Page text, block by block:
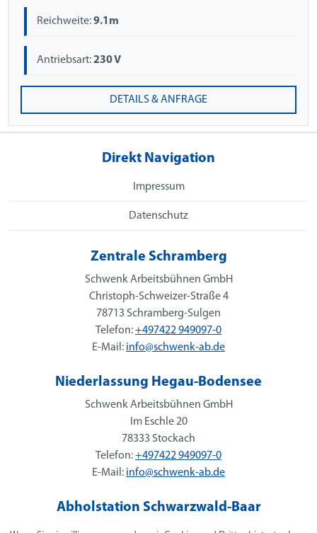
Reichweite:9.1m
Antriebsart:230 V
DETAILS & ANFRAGE
Direkt Navigation
Impressum
Datenschutz
Zentrale Schramberg
Schwenk Arbeitsbühnen GmbH
Christoph-Schweizer-Straße 4
78713 Schramberg-Sulgen
Telefon:+497422 949097-0
E-Mail: info@schwenk-ab.de
Niederlassung Hegau-Bodensee
Schwenk Arbeitsbühnen GmbH
Im Eschle 20
78333 Stockach
Telefon:+497422 949097-0
E-Mail: info@schwenk-ab.de
Abholstation Schwarzwald-Baar
Schwenk Arbeitsbühnen GmbH